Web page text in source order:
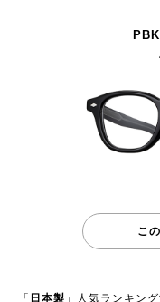
こ
「 日本製 」人気ランキング